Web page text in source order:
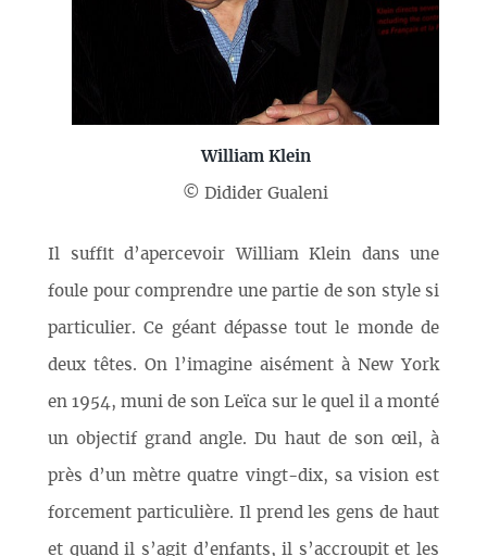
William Klein
© Didider Gualeni
Il suffit d’apercevoir William Klein dans une
foule pour comprendre une partie de son style si
particulier. Ce géant dépasse tout le monde de
deux têtes. On l’imagine aisément à New York
en 1954, muni de son Leïca sur le quel il a monté
un objectif grand angle. Du haut de son œil, à
près d’un mètre quatre vingt-dix, sa vision est
forcement particulière. Il prend les gens de haut
et quand il s’agit d’enfants, il s’accroupit et les